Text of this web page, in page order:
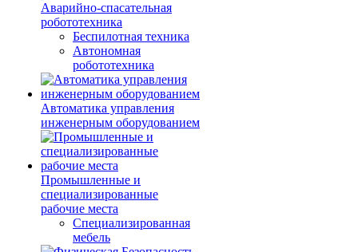
Аварийно-спасательная
робототехника
Беспилотная техника
Автономная
робототехника
Автоматика управления
инженерным оборудованием
Промышленные и
специализированные
рабочие места
Специализированная
мебель